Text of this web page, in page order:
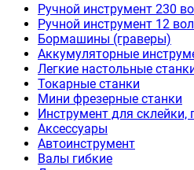
Ручной инструмент 230
Ручной инструмент 12
Бормашины (граверы)
Аккумуляторные
Легкие настольные
Токарные станки
Мини фрезерные станки
Инструмент для склейки,
Аксессуары
Автоинструмент
Валы гибкие